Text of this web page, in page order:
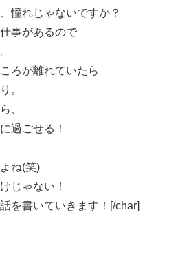
憧れじゃないですか？
事があるので
ろが離れていたら
。
、
過ごせる！
ね(笑)
じゃない！
を書いていきます！[/char]